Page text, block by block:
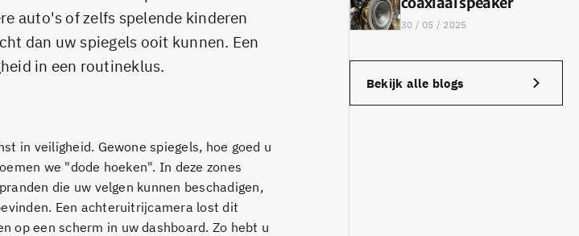
auto's of zelfs spelende kinderen
dan uw spiegels ooit kunnen. Een
in een routineklus.
in veiligheid. Gewone spiegels, hoe goed u
we "dode hoeken". In deze zones
die uw velgen kunnen beschadigen,
Een achteruitrijcamera lost dit
op een scherm in uw dashboard. Zo hebt u
30 / 05 / 2025
Bekijk alle blogs